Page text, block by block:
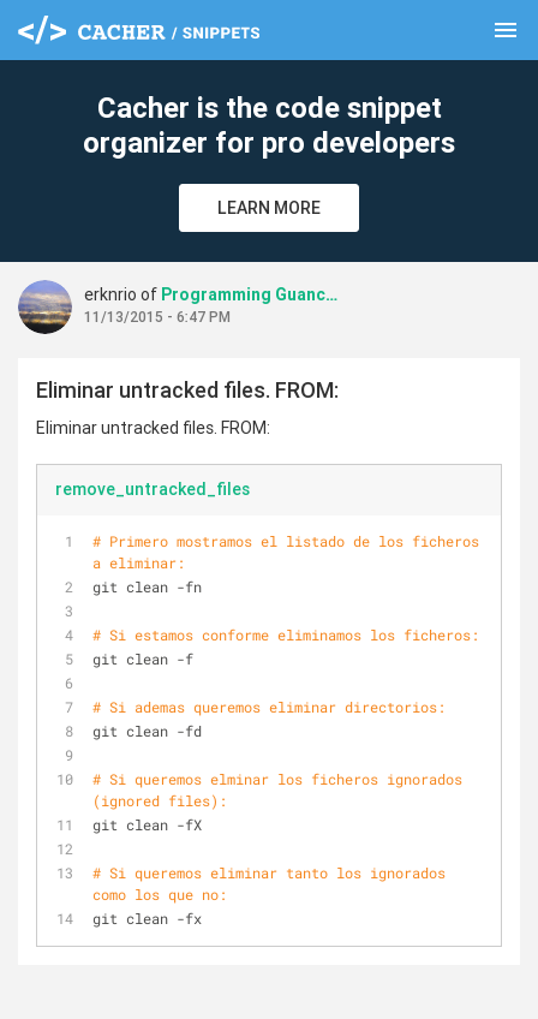
menu
Cacher is the code snippet
organizer for pro developers
LEARN MORE
erknrio of Programming Guanches
11/13/2015 - 6:47 PM
Eliminar untracked files. FROM:
Eliminar untracked files. FROM:
remove_untracked_files
# Primero mostramos el listado de los ficheros
a eliminar:
git clean -fn
# Si estamos conforme eliminamos los ficheros:
git clean -f
# Si ademas queremos eliminar directorios:
git clean -fd
# Si queremos elminar los ficheros ignorados
(ignored files):
git clean -fX
# Si queremos eliminar tanto los ignorados
como los que no:
git clean -fx
clear